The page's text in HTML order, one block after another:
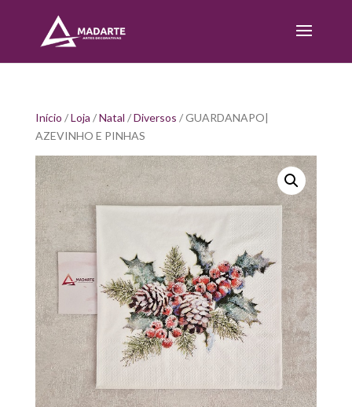
Início /Loja /Natal /Diversos / GUARDANAPO|
AZEVINHO E PINHAS